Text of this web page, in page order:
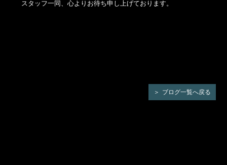
スタッフ一同、心よりお待ち申し上げております。
ブログ一覧へ戻る